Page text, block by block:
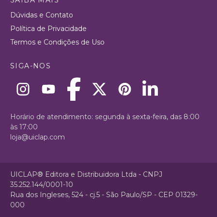
Dúvidas e Contato
Política de Privacidade
Termos e Condições de Uso
SIGA-NOS
Horário de atendimento: segunda à sexta-feira, das 8:00
às 17:00
loja@uiclap.com
UICLAP® Editora e Distribuidora Ltda - CNPJ
35.252.144/0001-10
Rua dos Ingleses, 524 - cj.5 - São Paulo/SP - CEP 01329-
000